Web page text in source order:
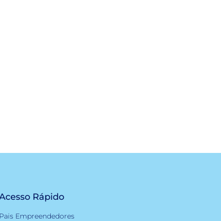
Rápido
Pais Empreendedores